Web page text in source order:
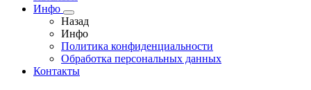
Инфо
Назад
Инфо
Политика конфиденциальности
Обработка персональных данных
Контакты